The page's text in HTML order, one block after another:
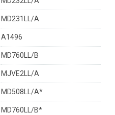
MD231LL/A
A1496
MD760LL/B
MJVE2LL/A
MD508LL/A*
MD760LL/B*